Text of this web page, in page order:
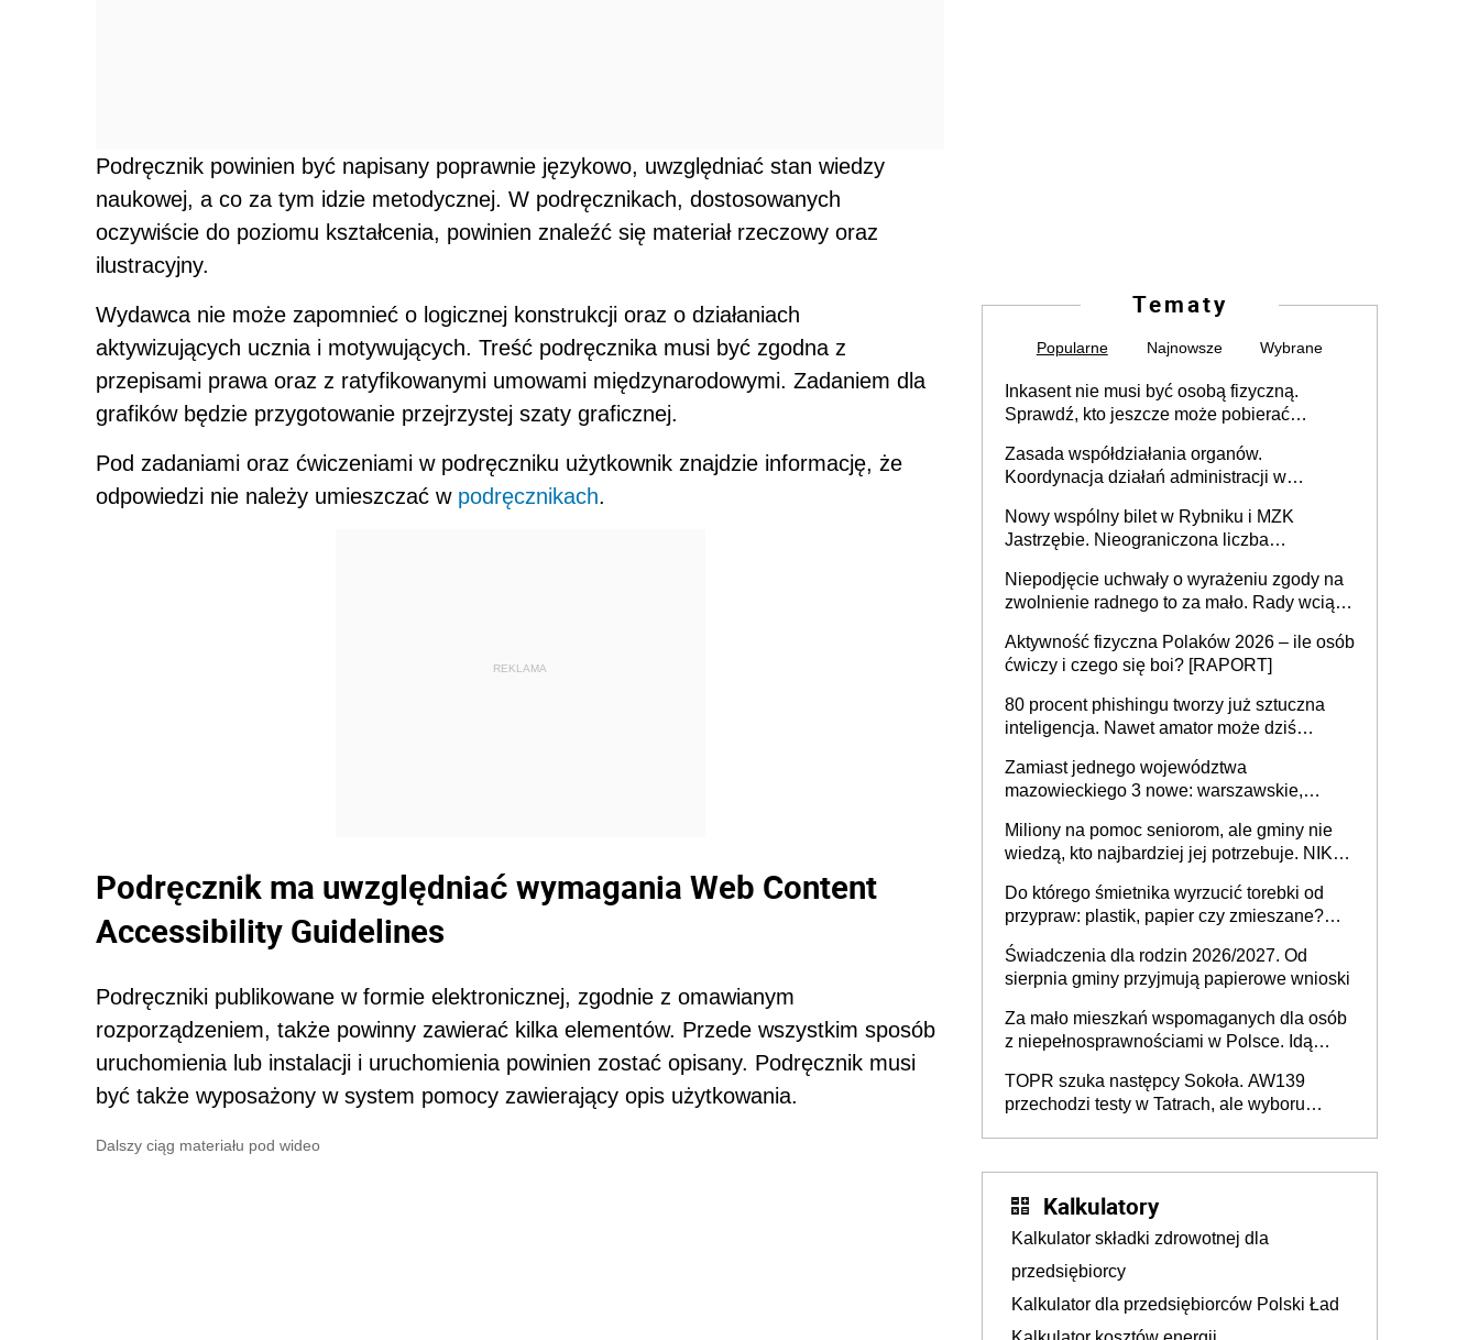
Podręcznik powinien być napisany poprawnie językowo, uwzględniać stan wiedzy
naukowej, a co za tym idzie metodycznej. W podręcznikach, dostosowanych
oczywiście do poziomu kształcenia, powinien znaleźć się materiał rzeczowy oraz
ilustracyjny.
Wydawca nie może zapomnieć o logicznej konstrukcji oraz o działaniach
aktywizujących ucznia i motywujących. Treść podręcznika musi być zgodna z
przepisami prawa oraz z ratyfikowanymi umowami międzynarodowymi. Zadaniem dla
grafików będzie przygotowanie przejrzystej szaty graficznej.
Pod zadaniami oraz ćwiczeniami w podręczniku użytkownik znajdzie informację, że
odpowiedzi nie należy umieszczać w podręcznikach.
REKLAMA
Podręcznik ma uwzględniać wymagania Web Content
Accessibility Guidelines
Podręczniki publikowane w formie elektronicznej, zgodnie z omawianym
rozporządzeniem, także powinny zawierać kilka elementów. Przede wszystkim sposób
uruchomienia lub instalacji i uruchomienia powinien zostać opisany. Podręcznik musi
być także wyposażony w system pomocy zawierający opis użytkowania.
Dalszy ciąg materiału pod wideo
Tematy
Popularne Najnowsze Wybrane
Inkasent nie musi być osobą fizyczną.
Sprawdź, kto jeszcze może pobierać
Zasada współdziałania organów.
Koordynacja działań administracji w
Nowy wspólny bilet w Rybniku i MZK
Jastrzębie. Nieograniczona liczba
Niepodjęcie uchwały o wyrażeniu zgody na
zwolnienie radnego to za mało. Rady wciąż
rozstrzygać sprawy
Aktywność fizyczna Polaków 2026 – ile osób
ćwiczy i czego się boi? [RAPORT]
80 procent phishingu tworzy już sztuczna
inteligencja. Nawet amator może dziś
Zamiast jednego województwa
mazowieckiego 3 nowe: warszawskie,
Europie nie ma tak dużych jednostek
stołecznych
Miliony na pomoc seniorom, ale gminy nie
wiedzą, kto najbardziej jej potrzebuje. NIK
Do którego śmietnika wyrzucić torebki od
przypraw: plastik, papier czy zmieszane?
Świadczenia dla rodzin 2026/2027. Od
sierpnia gminy przyjmują papierowe wnioski
Za mało mieszkań wspomaganych dla osób
z niepełnosprawnościami w Polsce. Idą
TOPR szuka następcy Sokoła. AW139
przechodzi testy w Tatrach, ale wyboru
Kalkulatory
Kalkulator składki zdrowotnej dla
przedsiębiorcy
Kalkulator dla przedsiębiorców Polski Ład